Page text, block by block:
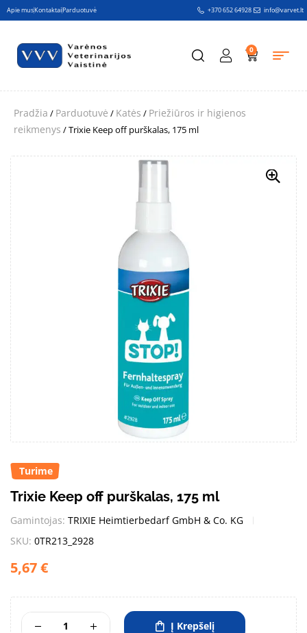
Apie musKontaktaiParduotuvė +370 652 64928 info@varvet.lt
0
Pradžia / Parduotuvė / Katės / Priežiūros ir higienos
reikmenys / Trixie Keep off purškalas, 175 ml
Turime
Trixie Keep off purškalas, 175 ml
Gamintojas: TRIXIE Heimtierbedarf GmbH & Co. KG
SKU: 0TR213_2928
5,67€
Į Krepšelį